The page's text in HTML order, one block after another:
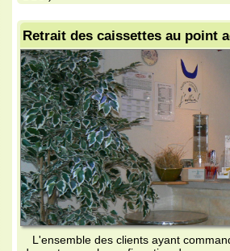
des clients ayant commandés est
vente pour la confirmation de commande. Le
le samedi matin ( jour de vente ),
livraison des caissettes peut être réalisé par
de 40 kilomètres lors de plusieurs livraisons
précisons que les références caissettes
à retirer uniquement au point accueil de
ventes sont généralement constatées le
pas à consulter notre site internet pour